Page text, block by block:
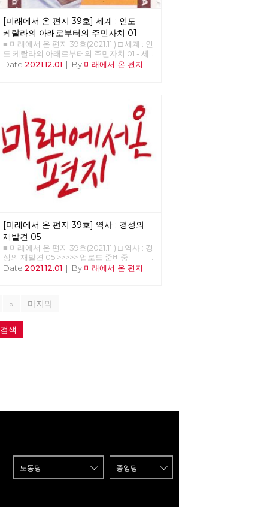
[미래에서 온 편지 39호] 세계 : 인도
케랄라의 아래로부터의 주민자치 01
■ 미래에서 온 편지 39호(2021.11.) □ 세계 : 인
도 케랄라의 아래로부터의 주민자치 01 - 세
계적인 모범 사례로서의 분권화와 주민 참여
전체 예산의 35~40%를 할당받는다. 그리고
무엇보다 지방자치제에서 중앙의 심의 없이
예산을 자체적으로 짜고 결정할 수 있다. 이
주민 계획의 시작을 빅뱅이라고 부른 이유가
그 때문이다.1) 케랄라 모델의 입안자였던
EMS 남부디리파드가 집권 이후 가장 먼저
한 것은 토지 개혁이었고 토지 개혁을 어느
정도 이룬 후 바로 다음 목표로 잡은 것이 바
로 대규모 대중 조직에 의해서 실현되는 지방
자치제였다. 케랄라에서는 선출직 대표나 행
예산 사용을 결정하고자 하였다. 기속위임 정
치는 선출 공직자가 통제권을 행사하는 대의
정치와는 다르게 인민이 통제권을 가진다.2)
케랄라는 대의 정치라는 한계 내에서 기속위
임 정치에서 평의회의 역할을 대중 조직에게
맡기고자 한 것이다. 남부디리파드는 지방자
물론 이 대중은 조직되지 않은 다중이 아니라
지방자치제는 인도 자본주의라는 한계 내에
서 할 수 있는 최대한의 기속위임 에 의한 의
행합일 정치를 실현하고자 한 것이었다. <그
의 분열 극복 (4) 주민 계획을 통한 경제 위기
의 극복과 성장 (5) 사회적 약자를 배려하는
Date 2021.12.01 | By 미래에서 온 편지
[미래에서 온 편지 39호] 역사 : 경성의
재발견 05
■ 미래에서 온 편지 39호(2021.11.) □ 역사 : 경
성의 재발견 05 >>>>> 업로드 준비중
<<<<<<
Date 2021.12.01 | By 미래에서 온 편지
» 마지막
검색